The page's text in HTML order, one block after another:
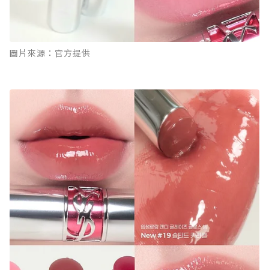
圖片來源：官方提供